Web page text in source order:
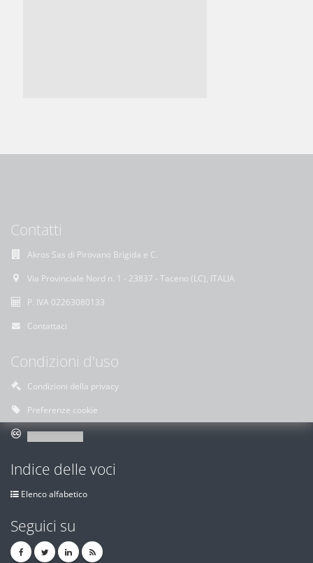
Contatti
Akros Sas di Pirovano Brigida e C.
Via Provinciale Nord n. 1 - 23837 - Taceno (LC), ITALIA
P. IVA 02263080133
Contattaci
Condizioni d'uso
Condizioni della privacy
Preferenze cookie
Indice delle voci
Elenco alfabetico
Seguici su